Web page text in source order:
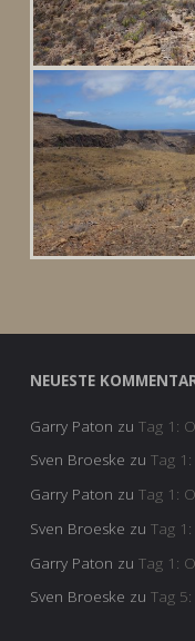
NEUESTE
Garry Paton zu Tag 1:
Sven Broeske zu Tag
Garry Paton zu Tag 1:
Sven Broeske zu Tag
Garry Paton zu Tag 1:
Sven Broeske zu Tag